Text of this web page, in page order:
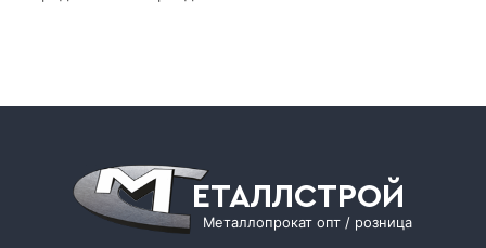
ЕТАЛЛСТРОЙ
Металлопрокат опт / розница